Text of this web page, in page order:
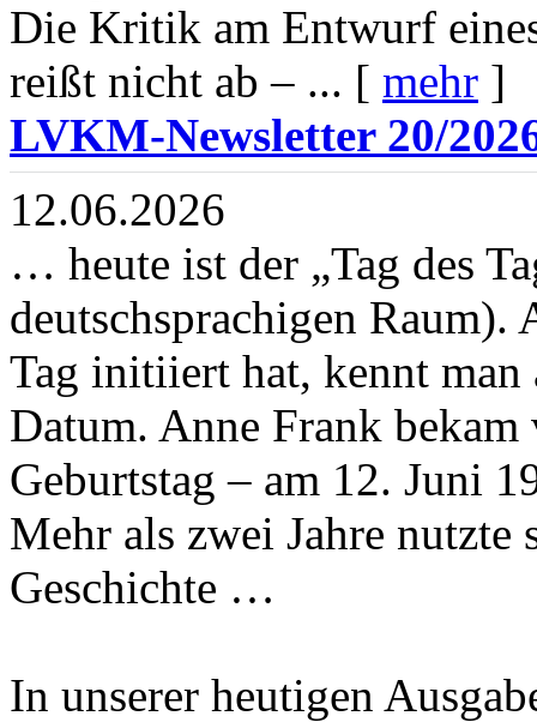
Die Kritik am Entwurf
reißt nicht ab – ... [ mehr ]
LVKM-Newsletter 20/
12.06.2026
… heute ist der „Tag des
deutschsprachigen
Tag initiiert hat, kennt
Datum. Anne Frank
Geburtstag – am 12. Juni
Mehr als zwei Jahre nutzte
Geschichte …
In unserer heutigen